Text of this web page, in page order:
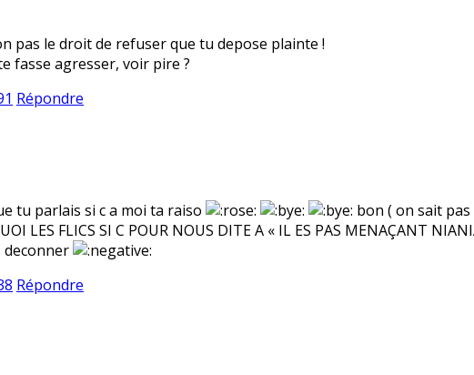
pas le droit de refuser que tu depose plainte !
fasse agresser, voir pire ?
Répondre
tu parlais si c a moi ta raiso
bon ( on sait
LES FLICS SI C POUR NOUS DITE A « IL ES PAS MENAÇANT
deconner
Répondre